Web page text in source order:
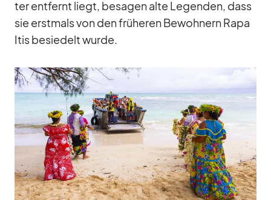
ter ent­fernt liegt, be­sa­gen alte Le­gen­den, dass
sie erst­mals von den frü­he­ren Be­woh­nern Rapa
Itis be­sie­delt wurde.